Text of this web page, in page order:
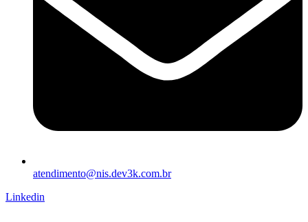
atendimento@nis.dev3k.com.br
Linkedin